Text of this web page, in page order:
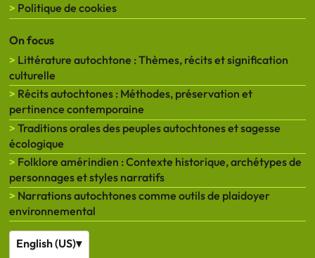
Politique de cookies
On focus
Littérature autochtone : Thèmes, récits et signification
culturelle
Récits autochtones : Méthodes, préservation et
pertinence contemporaine
Traditions orales des peuples autochtones et sagesse
écologique
Folklore amérindien : Contexte historique, archétypes de
personnages et styles narratifs
Narrations autochtones comme outils de plaidoyer
environnemental
English (US)▾